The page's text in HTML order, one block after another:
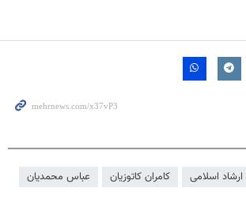
اسلامی کامران کاتوزیان عباس محمدیان